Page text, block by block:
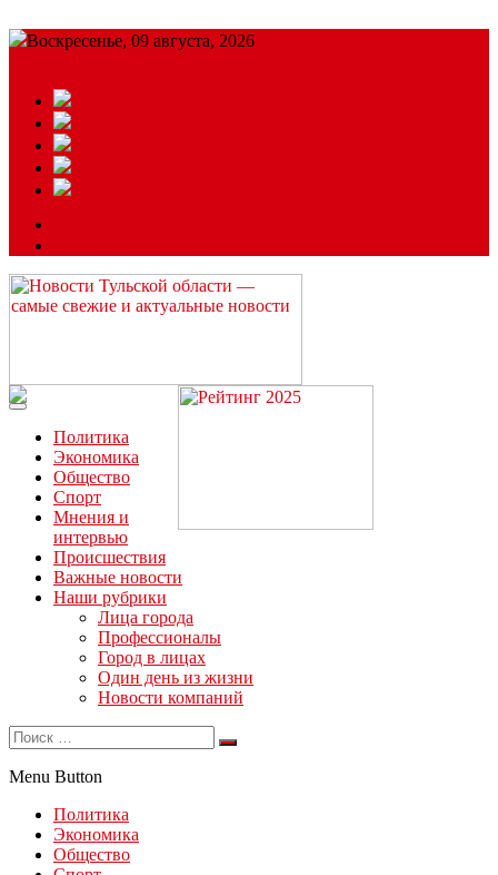
Воскресенье, 09 августа, 2026
Читайте последние новости дня в Тульской области на сайте
“ЗаНовомосковск”
Политика
Экономика
Общество
Спорт
Мнения и
интервью
Происшествия
Важные новости
Наши рубрики
Лица города
Профессионалы
Город в лицах
Один день из жизни
Новости компаний
Menu Button
Политика
Экономика
Общество